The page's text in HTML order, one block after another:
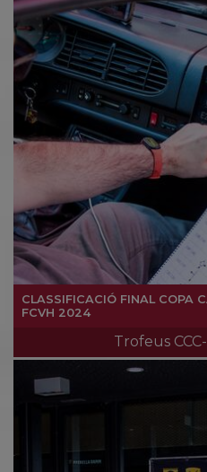
CLASSIFICACIÓ FINAL COPA
FCVH 2024
Trofeus